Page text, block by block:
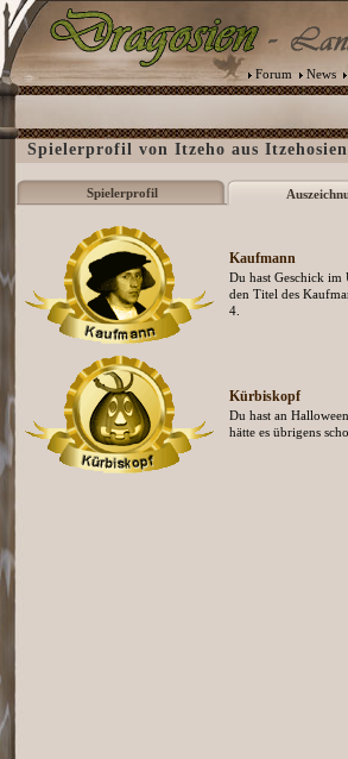
Forum News
Spielerprofil von Itzeho aus
Spielerprofil
Kaufmann
Du hast Geschick
den Titel des
4.
Kürbiskopf
Du hast an
hätte es übrigens